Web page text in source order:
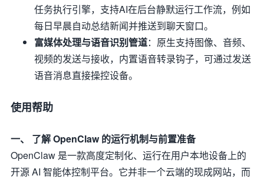
任务执行引擎，支持AI在后台静默运行工作流，例如
每日早晨自动总结新闻并推送到聊天窗口。
富媒体处理与语音识别管道：原生支持图像、音频、
视频的发送与接收，内置语音转录钩子，可通过发送
语音消息直接操控设备。
使用帮助
一、 了解 OpenClaw 的运行机制与前置准备
OpenClaw 是一款高度定制化、运行在用户本地设备上的
开源 AI 智能体控制平台。它并非一个云端的现成网站，而